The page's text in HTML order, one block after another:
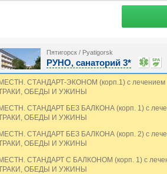
Пятигорск / Pyatigorsk
РУНО, санаторий 3*
СТАНДАРТ-ЭКОНОМ (корп.1) с лечением
ОБЕДЫ И УЖИНЫ
СТАНДАРТ БЕЗ БАЛКОНА (корп. 1) с
ОБЕДЫ И УЖИНЫ
СТАНДАРТ БЕЗ БАЛКОНА (корп. 2) с
ОБЕДЫ И УЖИНЫ
СТАНДАРТ С БАЛКОНОМ (корп. 1) с
ОБЕДЫ И УЖИНЫ